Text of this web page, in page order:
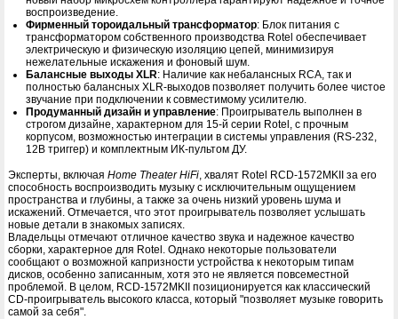
воспроизведение.
Фирменный тороидальный трансформатор: Блок питания с
трансформатором собственного производства Rotel обеспечивает
электрическую и физическую изоляцию цепей, минимизируя
нежелательные искажения и фоновый шум.
Балансные выходы XLR: Наличие как небалансных RCA, так и
полностью балансных XLR-выходов позволяет получить более чистое
звучание при подключении к совместимому усилителю.
Продуманный дизайн и управление: Проигрыватель выполнен в
строгом дизайне, характерном для 15-й серии Rotel, с прочным
корпусом, возможностью интеграции в системы управления (RS-232,
12В триггер) и комплектным ИК-пультом ДУ.
Эксперты, включаяHome Theater HiFi, хвалят Rotel RCD-1572MKII за его
способность воспроизводить музыку с исключительным ощущением
пространства и глубины, а также за очень низкий уровень шума и
искажений. Отмечается, что этот проигрыватель позволяет услышать
новые детали в знакомых записях.
Владельцы отмечают отличное качество звука и надежное качество
сборки, характерное для Rotel. Однако некоторые пользователи
сообщают о возможной капризности устройства к некоторым типам
дисков, особенно записанным, хотя это не является повсеместной
проблемой. В целом, RCD-1572MKII позиционируется как классический
CD-проигрыватель высокого класса, который "позволяет музыке говорить
самой за себя".